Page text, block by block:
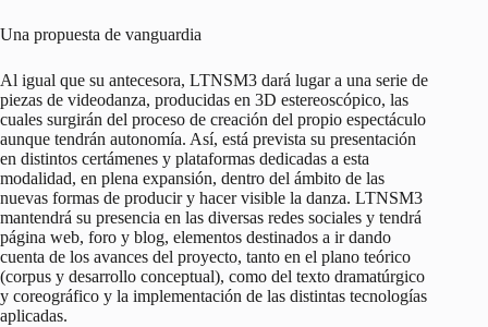
Una propuesta de vanguardia
Al igual que su antecesora, LTNSM3 dará lugar a una serie de
piezas de videodanza, producidas en 3D estereoscópico, las
cuales surgirán del proceso de creación del propio espectáculo
aunque tendrán autonomía. Así, está prevista su presentación
en distintos certámenes y plataformas dedicadas a esta
modalidad, en plena expansión, dentro del ámbito de las
nuevas formas de producir y hacer visible la danza. LTNSM3
mantendrá su presencia en las diversas redes sociales y tendrá
página web, foro y blog, elementos destinados a ir dando
cuenta de los avances del proyecto, tanto en el plano teórico
(corpus y desarrollo conceptual), como del texto dramatúrgico
y coreográfico y la implementación de las distintas tecnologías
aplicadas.